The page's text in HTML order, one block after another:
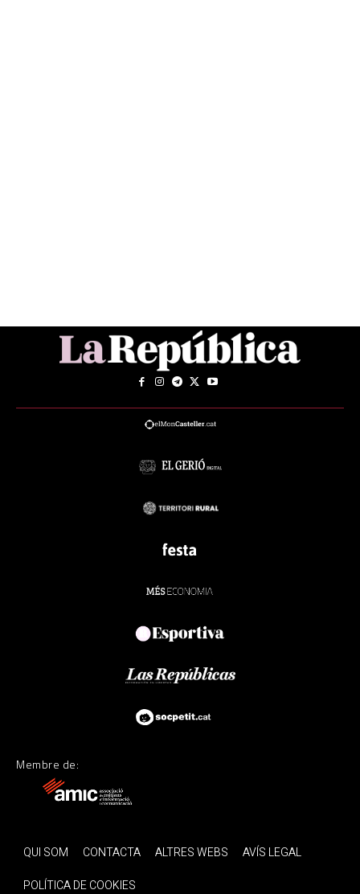
Membre de:
QUI SOM CONTACTA ALTRES WEBS
AVÍS LEGAL
POLÍTICA DE COOKIES